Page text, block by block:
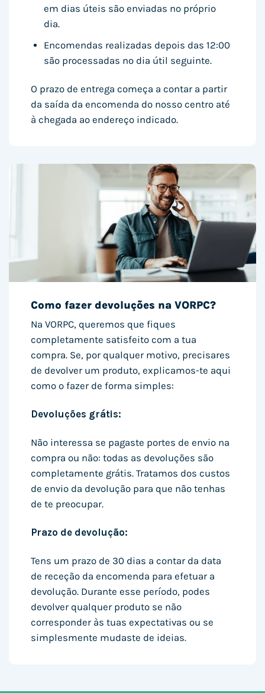
em dias úteis são enviadas no próprio
dia.
Encomendas realizadas depois das 12:00
são processadas no dia útil seguinte.
O prazo de entrega começa a contar a partir
da saída da encomenda do nosso centro até
à chegada ao endereço indicado.
Como fazer devoluções na VORPC?
Na VORPC, queremos que fiques
completamente satisfeito com a tua
compra. Se, por qualquer motivo, precisares
de devolver um produto, explicamos-te aqui
como o fazer de forma simples:
Devoluções grátis:
Não interessa se pagaste portes de envio na
compra ou não: todas as devoluções são
completamente grátis. Tratamos dos custos
de envio da devolução para que não tenhas
de te preocupar.
Prazo de devolução:
Tens um prazo de 30 dias a contar da data
de receção da encomenda para efetuar a
devolução. Durante esse período, podes
devolver qualquer produto se não
corresponder às tuas expectativas ou se
simplesmente mudaste de ideias.